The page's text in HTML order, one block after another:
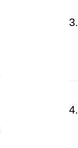
3.
4.